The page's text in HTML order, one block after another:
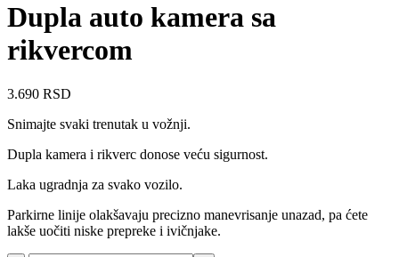
Dupla auto kamera sa
rikvercom
3.690 RSD
Snimajte svaki trenutak u vožnji.
Dupla kamera i rikverc donose veću sigurnost.
Laka ugradnja za svako vozilo.
Parkirne linije olakšavaju precizno manevrisanje unazad, pa ćete
lakše uočiti niske prepreke i ivičnjake.